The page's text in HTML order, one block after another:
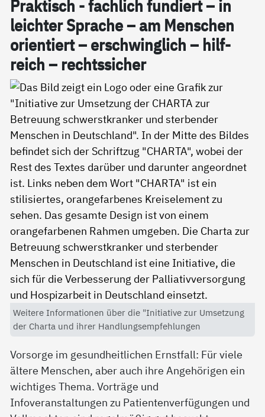
Prak­tisch - fach­lich fun­diert – in
leich­ter Spra­che – am Men­schen
ori­en­tiert – er­schwing­lich – hil­f­
reich – rechts­si­cher
Weitere Informationen über die "Initiative zur Umsetzung
der Charta und ihrer Handlungsempfehlungen
Vorsorge im gesundheitlichen Ernstfall: Für viele
ältere Menschen, aber auch ihre Angehörigen ein
wichtiges Thema. Vorträge und
Infoveranstaltungen zu Patientenverfügungen und